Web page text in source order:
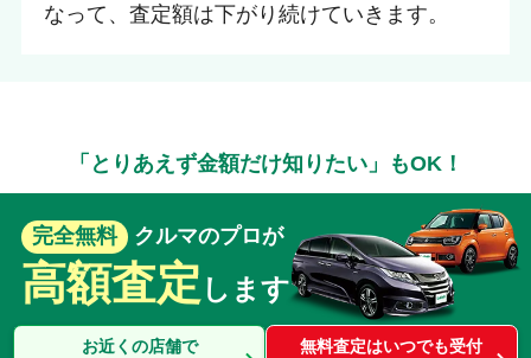
なって、査定額は下がり続けていきます。
「とりあえず金額だけ知りたい」もOK！
完全無料 クルマのプロが
高額査定 します
お近くの店舗で 無料査定はいつでも受付